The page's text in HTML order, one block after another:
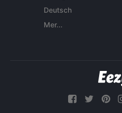
Deutsch
Mer...